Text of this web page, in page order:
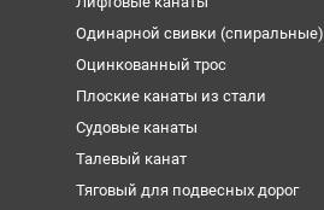
Одинарной свивки (спиральные)
Оцинкованный трос
Плоские канаты из стали
Судовые канаты
Талевый канат
Тяговый для подвесных дорог